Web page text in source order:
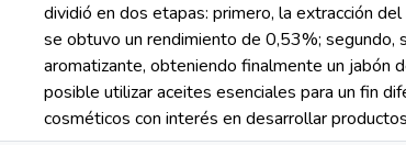
dividió en dos etapas: primero, la extracción
se obtuvo un rendimiento de 0,53%; segundo,
aromatizante, obteniendo finalmente un jabón
posible utilizar aceites esenciales para un fin
cosméticos con interés en desarrollar